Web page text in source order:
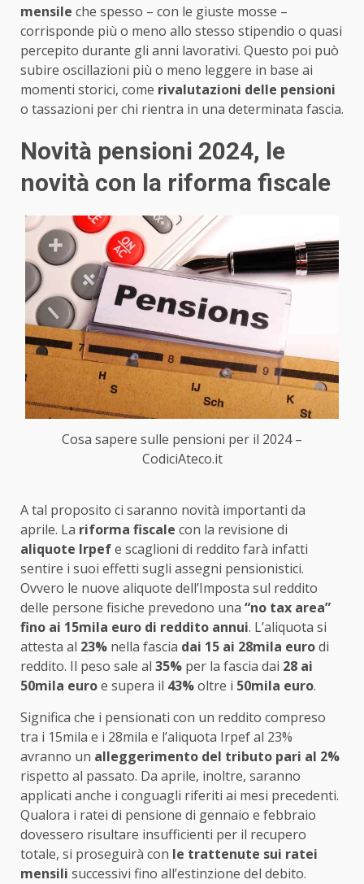
mensile che spesso – con le giuste mosse –
corrisponde più o meno allo stesso stipendio o quasi
percepito durante gli anni lavorativi. Questo poi può
subire oscillazioni più o meno leggere in base ai
momenti storici, come rivalutazioni delle pensioni
o tassazioni per chi rientra in una determinata fascia.
Novità pensioni 2024, le
novità con la riforma fiscale
Cosa sapere sulle pensioni per il 2024 –
CodiciAteco.it
A tal proposito ci saranno novità importanti da
aprile. La riforma fiscale con la revisione di
aliquote Irpefe scaglioni di reddito farà infatti
sentire i suoi effetti sugli assegni pensionistici.
Ovvero le nuove aliquote dell’Imposta sul reddito
delle persone fisiche prevedono una “no tax area”
fino ai 15mila euro di reddito annui. L’aliquota si
attesta al 23% nella fascia dai 15 ai 28mila eurodi
reddito. Il peso sale al 35% per la fascia dai 28 ai
50mila euroe supera il 43%oltre i 50mila euro.
Significa che i pensionati con un reddito compreso
tra i 15mila e i 28mila e l’aliquota Irpef al 23%
avranno un alleggerimento del tributo pari al 2%
rispetto al passato. Da aprile, inoltre, saranno
applicati anche i conguagli riferiti ai mesi precedenti.
Qualora i ratei di pensione di gennaio e febbraio
dovessero risultare insufficienti per il recupero
totale, si proseguirà con le trattenute sui ratei
mensili successivi fino all’estinzione del debito.